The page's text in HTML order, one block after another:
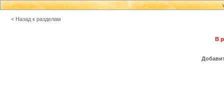
< Назад к разделам
В